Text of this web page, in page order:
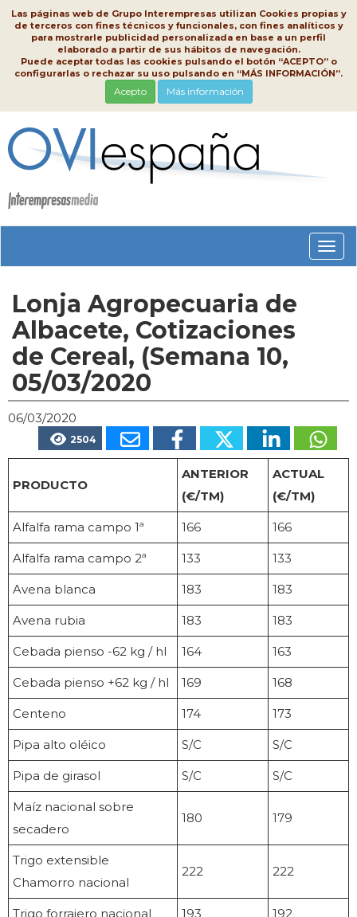
Las páginas web de Grupo Interempresas utilizan Cookies propias y
de terceros con fines técnicos y funcionales, con fines analíticos y
para mostrarle publicidad personalizada en base a un perfil
elaborado a partir de sus hábitos de navegación.
Puede aceptar todas las cookies pulsando el botón “ACEPTO” o
configurarlas o rechazar su uso pulsando en “MÁS INFORMACIÓN”.
Acepto Más información
Lonja Agropecuaria de
Albacete, Cotizaciones
de Cereal, (Semana 10,
05/03/2020
06/03/2020
2504
PRODUCTO
ANTERIOR
(€/TM)
ACTUAL
(€/TM)
Alfalfa rama campo 1ª 166 166
Alfalfa rama campo 2ª 133 133
Avena blanca 183 183
Avena rubia 183 183
Cebada pienso -62 kg / hl 164 163
Cebada pienso +62 kg / hl 169 168
Centeno 174 173
Pipa alto oléico S/C S/C
Pipa de girasol S/C S/C
Maíz nacional sobre
secadero
180 179
Trigo extensible
Chamorro nacional
222 222
Trigo forrajero nacional 193 192